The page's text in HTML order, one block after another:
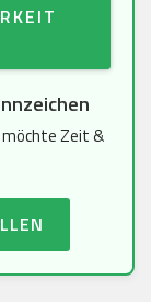
möchte Zeit &